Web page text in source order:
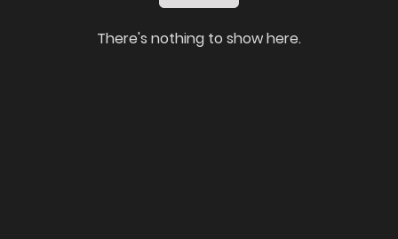
There's nothing to show here.